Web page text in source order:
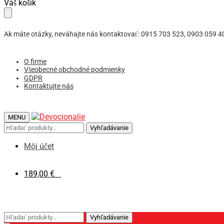
Skip
to
navigation
Skip
to
content
Váš košík
Ak máte otázky, neváhajte nás kontaktovať: 0915 703 523, 0903 059
O firme
Všeobecné obchodné podmienky
GDPR
Kontaktujte nás
MENU
Hľadať: Vyhľadávanie
Môj účet
189,00 €
Hľadať: Vyhľadávanie